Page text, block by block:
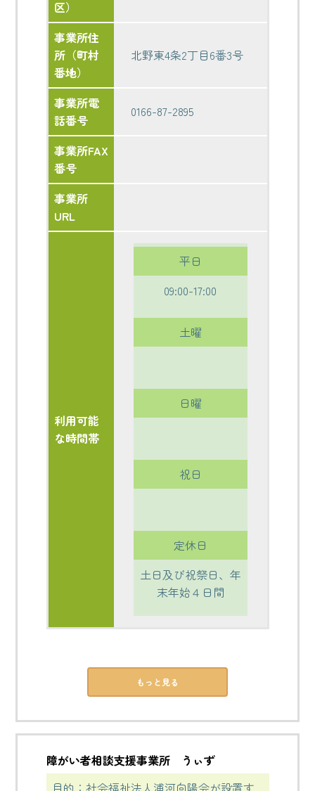
区）
事業所住
所（町村
番地）
北野東4条2丁目6番3号
事業所電
話番号
0166-87-2895
事業所FAX
番号
事業所
URL
利用可能
な時間帯
平日
09:00-17:00
土曜
日曜
祝日
定休日
土日及び祝祭日、年
末年始４日間
もっと見る
障がい者相談支援事業所 うぃず
目的：社会福祉法人浦河向陽会が設置す